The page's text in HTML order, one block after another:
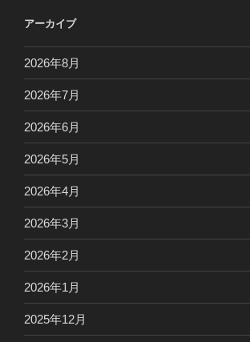
アーカイブ
2026年8月
2026年7月
2026年6月
2026年5月
2026年4月
2026年3月
2026年2月
2026年1月
2025年12月